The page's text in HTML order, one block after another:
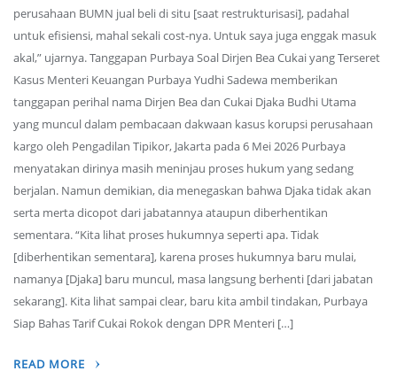
perusahaan BUMN jual beli di situ [saat restrukturisasi], padahal
untuk efisiensi, mahal sekali cost-nya. Untuk saya juga enggak masuk
akal,” ujarnya. Tanggapan Purbaya Soal Dirjen Bea Cukai yang Terseret
Kasus Menteri Keuangan Purbaya Yudhi Sadewa memberikan
tanggapan perihal nama Dirjen Bea dan Cukai Djaka Budhi Utama
yang muncul dalam pembacaan dakwaan kasus korupsi perusahaan
kargo oleh Pengadilan Tipikor, Jakarta pada 6 Mei 2026 Purbaya
menyatakan dirinya masih meninjau proses hukum yang sedang
berjalan. Namun demikian, dia menegaskan bahwa Djaka tidak akan
serta merta dicopot dari jabatannya ataupun diberhentikan
sementara. “Kita lihat proses hukumnya seperti apa. Tidak
[diberhentikan sementara], karena proses hukumnya baru mulai,
namanya [Djaka] baru muncul, masa langsung berhenti [dari jabatan
sekarang]. Kita lihat sampai clear, baru kita ambil tindakan, Purbaya
Siap Bahas Tarif Cukai Rokok dengan DPR Menteri […]
READ MORE